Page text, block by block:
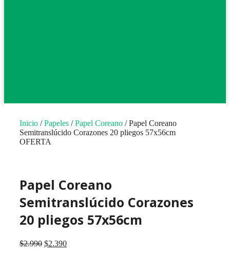
Inicio /Papeles /Papel Coreano / Papel Coreano
Semitranslúcido Corazones 20 pliegos 57x56cm
OFERTA
Papel Coreano
Semitranslúcido Corazones
20 pliegos 57x56cm
$2.990 El
$2.390El